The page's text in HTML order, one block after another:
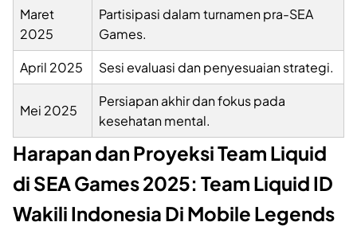
Maret
2025
Partisipasi dalam turnamen pra-SEA
Games.
April 2025
Sesi evaluasi dan penyesuaian strategi.
Mei 2025
Persiapan akhir dan fokus pada
kesehatan mental.
Harapan dan Proyeksi Team Liquid
di SEA Games 2025: Team Liquid ID
Wakili Indonesia Di Mobile Legends